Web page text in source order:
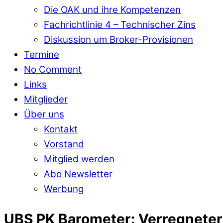
Die OAK und ihre Kompetenzen
Fachrichtlinie 4 – Technischer Zins
Diskussion um Broker-Provisionen
Termine
No Comment
Links
Mitglieder
Über uns
Kontakt
Vorstand
Mitglied werden
Abo Newsletter
Werbung
UBS PK Barometer: